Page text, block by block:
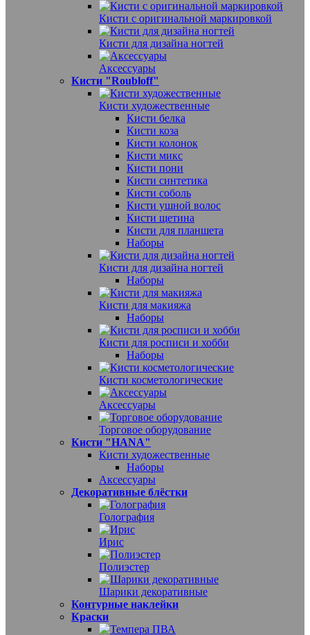
Кисти с оригинальной маркировкой
Кисти для дизайна ногтей
Аксессуары
Кисти "Roubloff"
Кисти художественные
Кисти белка
Кисти коза
Кисти колонок
Кисти микс
Кисти пони
Кисти синтетика
Кисти соболь
Кисти ушной волос
Кисти щетина
Кисти для планшета
Наборы
Кисти для дизайна ногтей
Наборы
Кисти для макияжа
Наборы
Кисти для росписи и хобби
Наборы
Кисти косметологические
Аксессуары
Торговое оборудование
Кисти "HANA"
Кисти художественные
Наборы
Аксессуары
Декоративные блёстки
Голография
Ирис
Полиэстер
Шарики декоративные
Контурные наклейки
Краски